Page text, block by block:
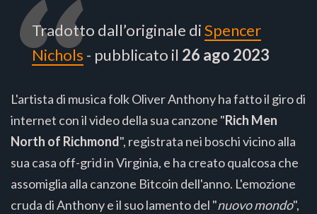
Tradotto dall’originale diSpencer
Nichols - pubblicato il 26 ago 2023
L'artista di musica folk Oliver Anthony ha fatto il giro di
internet con il video della sua canzone "Rich Men
North of Richmond", registrata nei boschi vicino alla
sua casa off-grid in Virginia, e ha creato qualcosa che
assomiglia alla canzone Bitcoin dell'anno. L'emozione
cruda di Anthony e il suo lamento del "nuovo mondo",